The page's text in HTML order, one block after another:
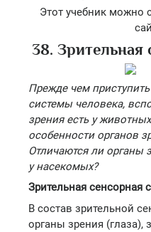
Этот учебник можно
38. Зрительная
Прежде чем
системы человека,
зрения есть у
особенности органов
Отличаются ли органы
у насекомых?
Зрительная сенсорная
В состав зрительной
органы зрения (глаза),